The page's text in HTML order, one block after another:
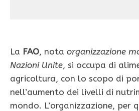
La FAO, nota organizzazione
Nazioni Unite, si occupa di
agricoltura, con lo scopo di
nell’aumento dei livelli di
mondo. L’organizzazione, per